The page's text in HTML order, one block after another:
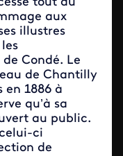
aux
illustres
Condé. Le
de Chantilly
en 1886 à
qu’à sa
au public.
ci
de